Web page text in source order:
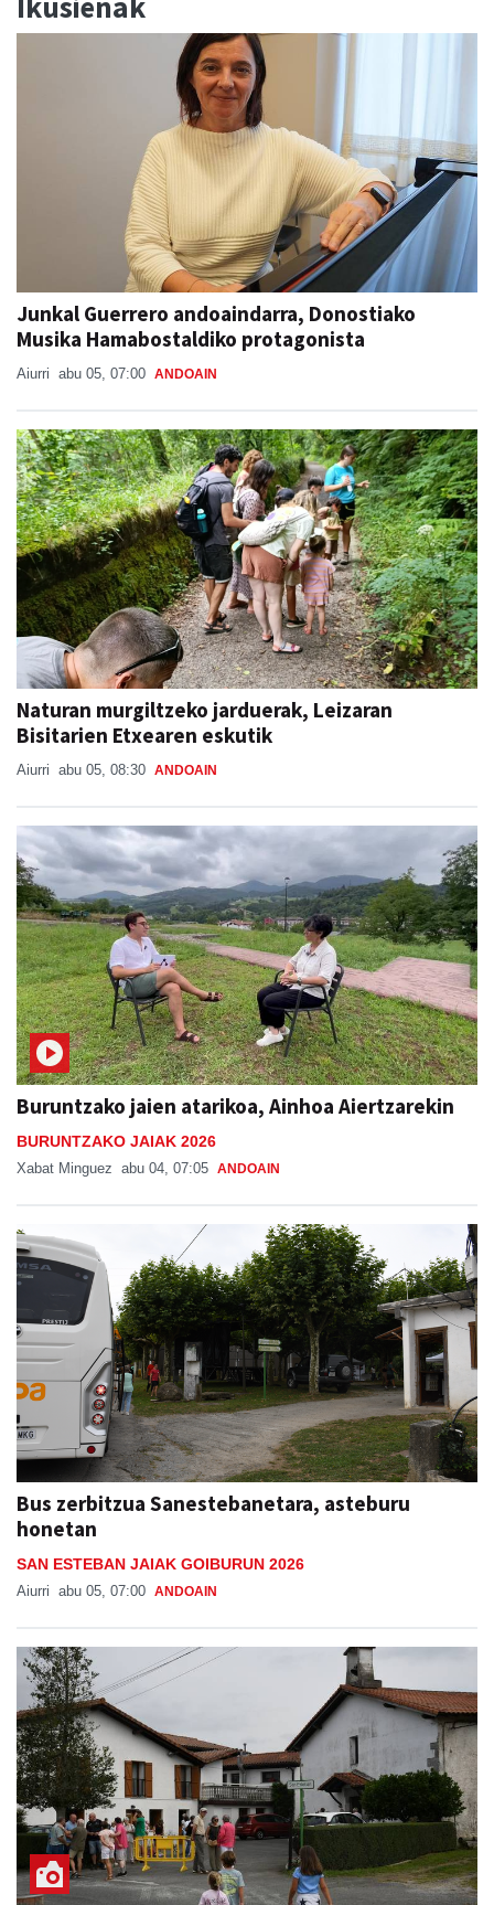
Junkal Guerrero andoaindarra, Donostiako
Musika Hamabostaldiko protagonista
Aiurri abu 05, 07:00 ANDOAIN
Naturan murgiltzeko jarduerak, Leizaran
Bisitarien Etxearen eskutik
Aiurri abu 05, 08:30 ANDOAIN
Buruntzako jaien atarikoa, Ainhoa Aiertzarekin
BURUNTZAKO JAIAK 2026
Xabat Minguez abu 04, 07:05 ANDOAIN
Bus zerbitzua Sanestebanetara, asteburu
honetan
SAN ESTEBAN JAIAK GOIBURUN 2026
Aiurri abu 05, 07:00 ANDOAIN